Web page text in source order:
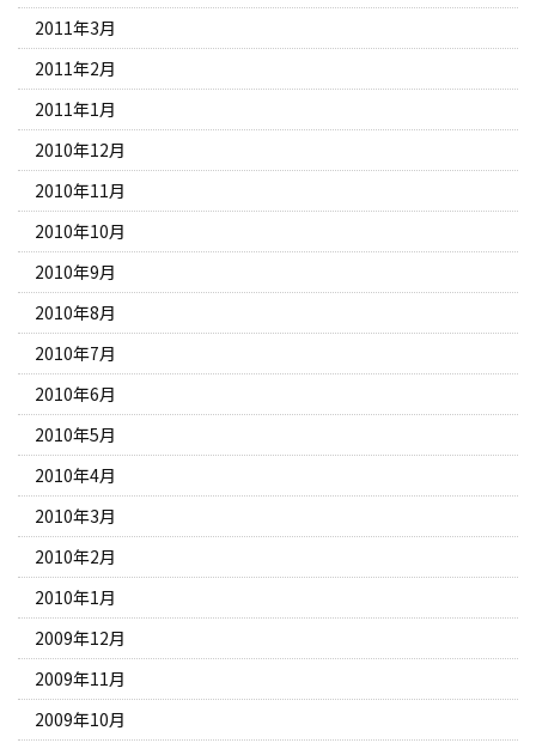
2011年3月
2011年2月
2011年1月
2010年12月
2010年11月
2010年10月
2010年9月
2010年8月
2010年7月
2010年6月
2010年5月
2010年4月
2010年3月
2010年2月
2010年1月
2009年12月
2009年11月
2009年10月